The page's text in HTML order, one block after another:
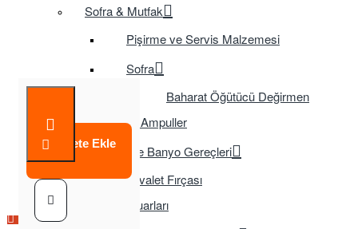
Sofra & Mutfak
Pişirme ve Servis Malzemesi
Sofra
Baharat Öğütücü Değirmen
Tasarruflu Ampuller
Temizlik ve Banyo Gereçleri
Tuvalet Fırçası
TV Aksesuarları
Sepete Ekle
Çok Satılan Ürün
Çok Satılan Ürün
Çok Satılan Ürün
Çok Satılan Ürün
Çok Satılan Ürün